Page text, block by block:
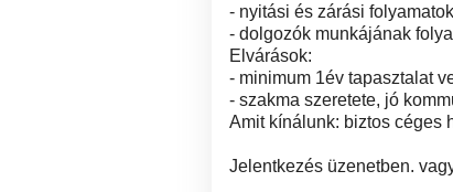
- nyitási és zárási
- dolgozók munkájának
Elvárások:
- minimum 1év tapasztalat
- szakma szeretete, jó
Amit kínálunk: biztos céges
Jelentkezés üzenetben.